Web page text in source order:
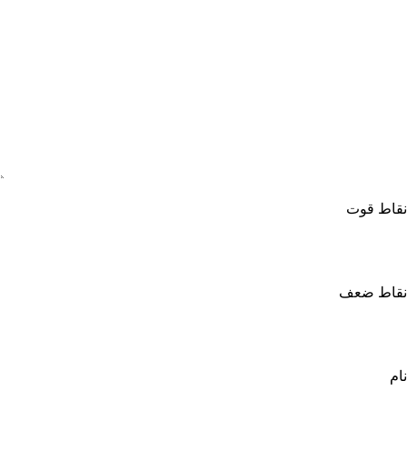
نقاط قوت
نقاط ضعف
نام